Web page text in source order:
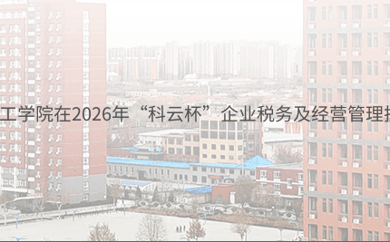
学院在2026年“科云杯”企业税务及经营管理